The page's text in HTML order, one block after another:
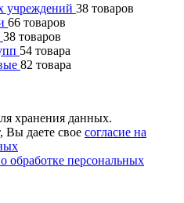
учреждений 38 товаров
66 товаров
38 товаров
54 товара
82 товара
хранения данных.
Вы даете свое согласие на
обработке персональных